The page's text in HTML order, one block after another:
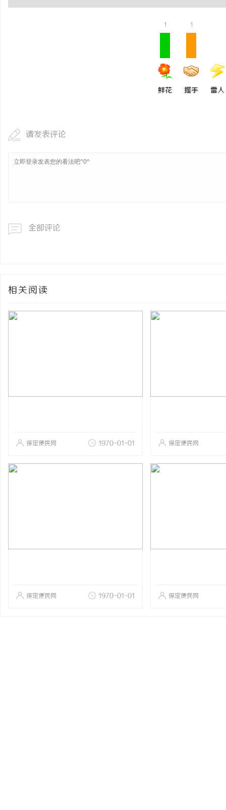
1
鲜花
1
握手 雷人
请发表评论
全部评论
相关阅读
保定便民网 1970-01-01 保定便民网
保定便民网 1970-01-01 保定便民网